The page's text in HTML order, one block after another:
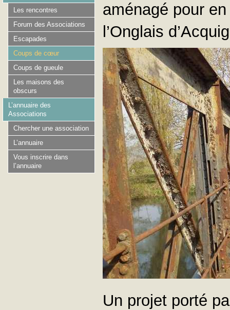
aménagé pour
l’Onglais
Un projet porté
Les rencontres
Forum des Associations
Escapades
Coups de cœur
Coups de gueule
Les maisons des
obscurs
L’annuaire des
Associations
Chercher une association
L’annuaire
Vous inscrire dans
l’annuaire